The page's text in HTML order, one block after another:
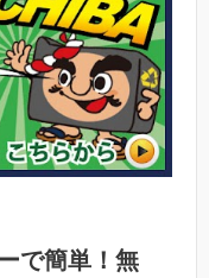
で簡単！無